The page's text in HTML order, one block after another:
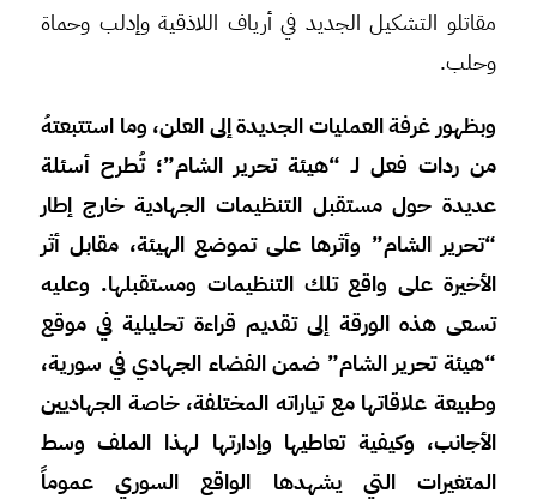
مقاتلو التشكيل الجديد في أرياف اللاذقية وإدلب وحماة
وحلب.
وبظهور غرفة العمليات الجديدة إلى العلن، وما استتبعتهُ
من ردات فعل لـ “هيئة تحرير الشام”؛ تُطرح أسئلة
عديدة حول مستقبل التنظيمات الجهادية خارج إطار
“تحرير الشام” وأثرها على تموضع الهيئة، مقابل أثر
الأخيرة على واقع تلك التنظيمات ومستقبلها. وعليه
تسعى هذه الورقة إلى تقديم قراءة تحليلية في موقع
“هيئة تحرير الشام” ضمن الفضاء الجهادي في سورية،
وطبيعة علاقاتها مع تياراته المختلفة، خاصة الجهاديين
الأجانب، وكيفية تعاطيها وإدارتها لهذا الملف وسط
المتغيرات التي يشهدها الواقع السوري عموماً